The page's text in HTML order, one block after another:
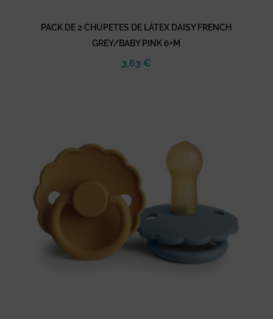
PACK DE 2 CHUPETES DE LÁTEX DAISY FRENCH
GREY/BABY PINK 6+M
3,63 €